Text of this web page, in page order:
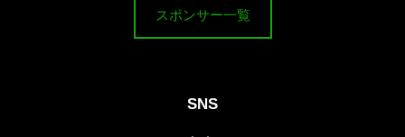
スポンサー一覧
SNS